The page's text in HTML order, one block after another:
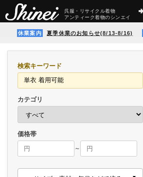
呉服・リサイクル着物
アンティーク着物のシンエイ
休業案内 夏季休業のお知らせ(8/13-8/16)
検索キーワード
カテゴリ
価格帯
～